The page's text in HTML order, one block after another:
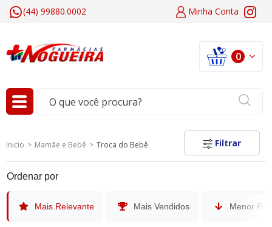
Minha Conta
(44) 99880.0002
0
Filtrar
Inicio Mamãe e Bebê Troca do Bebê
Ordenar por
Mais Relevante Mais Vendidos Menor